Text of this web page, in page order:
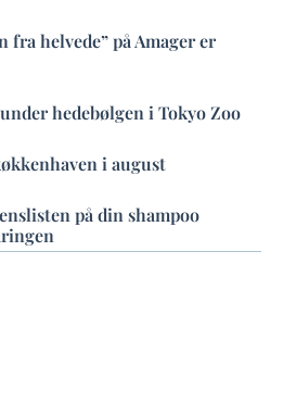
fra helvede” på Amager er
hedebølgen i Tokyo Zoo
i august
på din shampoo